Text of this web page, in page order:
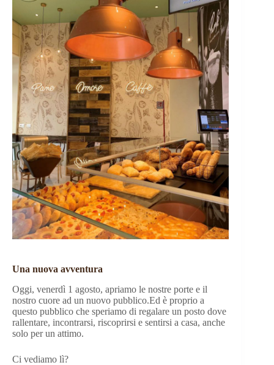
Una nuova avventura
Oggi, venerdì 1 agosto, apriamo le nostre porte e il
nostro cuore ad un nuovo pubblico.Ed è proprio a
questo pubblico che speriamo di regalare un posto dove
rallentare, incontrarsi, riscoprirsi e sentirsi a casa, anche
solo per un attimo.
Ci vediamo lì?